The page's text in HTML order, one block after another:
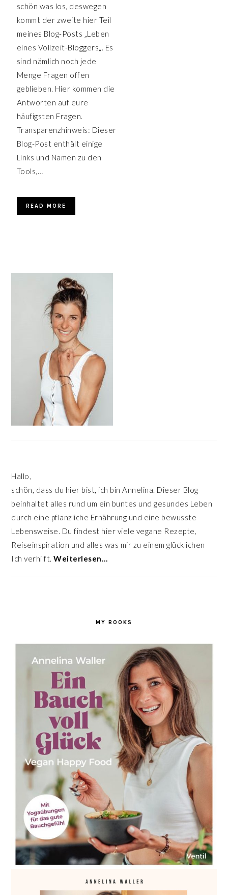
schön was los, deswegen
kommt der zweite hier Teil
meines Blog-Posts „Leben
eines Vollzeit-Bloggers„. Es
sind nämlich noch jede
Menge Fragen offen
geblieben. Hier kommen die
Antworten auf eure
häufigsten Fragen.
Transparenzhinweis: Dieser
Blog-Post enthält einige
Links und Namen zu den
Tools,…
READ MORE
SIDEBAR
Hallo,
schön, dass du hier bist, ich bin Annelina. Dieser Blog
beinhaltet alles rund um ein buntes und gesundes Leben
durch eine pflanzliche Ernährung und eine bewusste
Lebensweise. Du findest hier viele vegane Rezepte,
Reiseinspiration und alles was mir zu einem glücklichen
Ich verhilft.Weiterlesen…
MY BOOKS